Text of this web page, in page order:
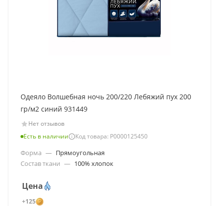
Одеяло Волшебная ночь 200/220 Лебяжий пух 200
гр/м2 синий 931449
Нет отзывов
Есть в наличии
Код товара: Р0000125450
Форма — Прямоугольная
Состав ткани — 100% хлопок
Цена
+125